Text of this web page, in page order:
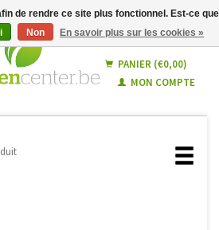
Français
PANIER (€0,00)
MON COMPTE
de rendre ce site plus fonctionnel. Est-ce que
Non En savoir plus sur les cookies »